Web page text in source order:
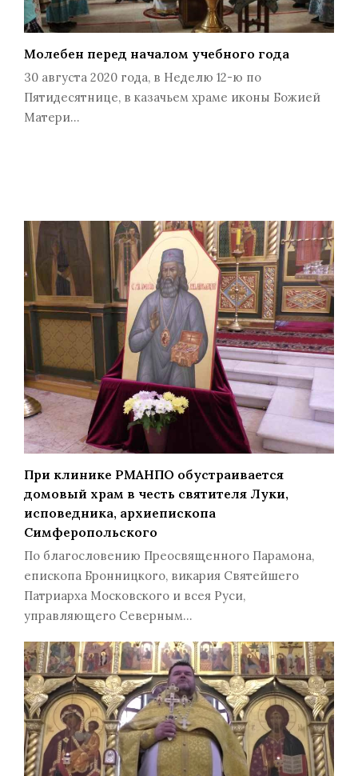
Молебен перед началом учебного года
30 августа 2020 года, в Неделю 12-ю по
Пятидесятнице, в казачьем храме иконы Божией
Матери…
При клинике РМАНПО обустраивается
домовый храм в честь святителя Луки,
исповедника, архиепископа
Симферопольского
По благословению Преосвященного Парамона,
епископа Бронницкого, викария Святейшего
Патриарха Московского и всея Руси,
управляющего Северным…